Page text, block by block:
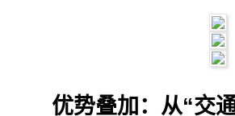
优势叠加：从“交